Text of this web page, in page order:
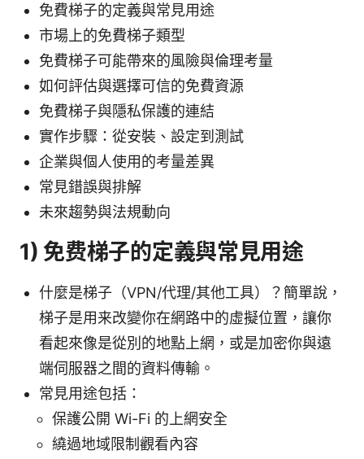
免費梯子的定義與常見用途
市場上的免費梯子類型
免費梯子可能帶來的風險與倫理考量
如何評估與選擇可信的免費資源
免費梯子與隱私保護的連結
實作步驟：從安裝、設定到測試
企業與個人使用的考量差異
常見錯誤與排解
未來趨勢與法規動向
1) 免费梯子的定義與常見用途
什麼是梯子（VPN/代理/其他工具）？簡單說，
梯子是用来改變你在網路中的虛擬位置，讓你
看起來像是從別的地點上網，或是加密你與遠
端伺服器之間的資料傳輸。
常見用途包括：
保護公開 Wi-Fi 的上網安全
繞過地域限制觀看內容